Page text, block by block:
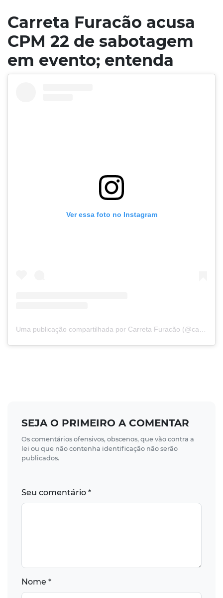
Carreta Furacão acusa
CPM 22 de sabotagem
em evento; entenda
Ver essa foto no Instagram
Uma publicação compartilhada por Carreta Furacão (@carretafuracaooficial)
SEJA O PRIMEIRO A COMENTAR
Os comentários ofensivos, obscenos, que vão contra a
lei ou que não contenha identificação não serão
publicados.
Seu comentário *
Nome *